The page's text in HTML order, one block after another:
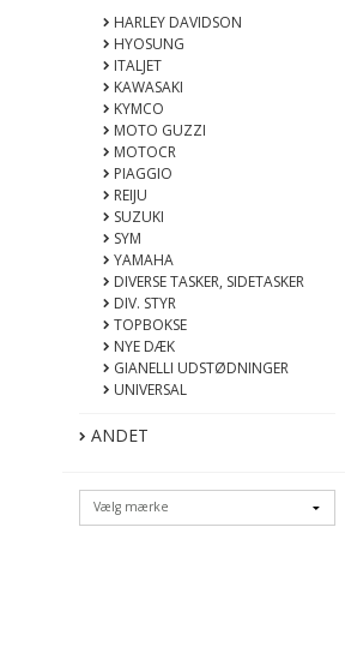
HARLEY DAVIDSON
HYOSUNG
ITALJET
KAWASAKI
KYMCO
MOTO GUZZI
MOTOCR
PIAGGIO
REIJU
SUZUKI
SYM
YAMAHA
DIVERSE TASKER, SIDETASKER
DIV. STYR
TOPBOKSE
NYE DÆK
GIANELLI UDSTØDNINGER
UNIVERSAL
ANDET